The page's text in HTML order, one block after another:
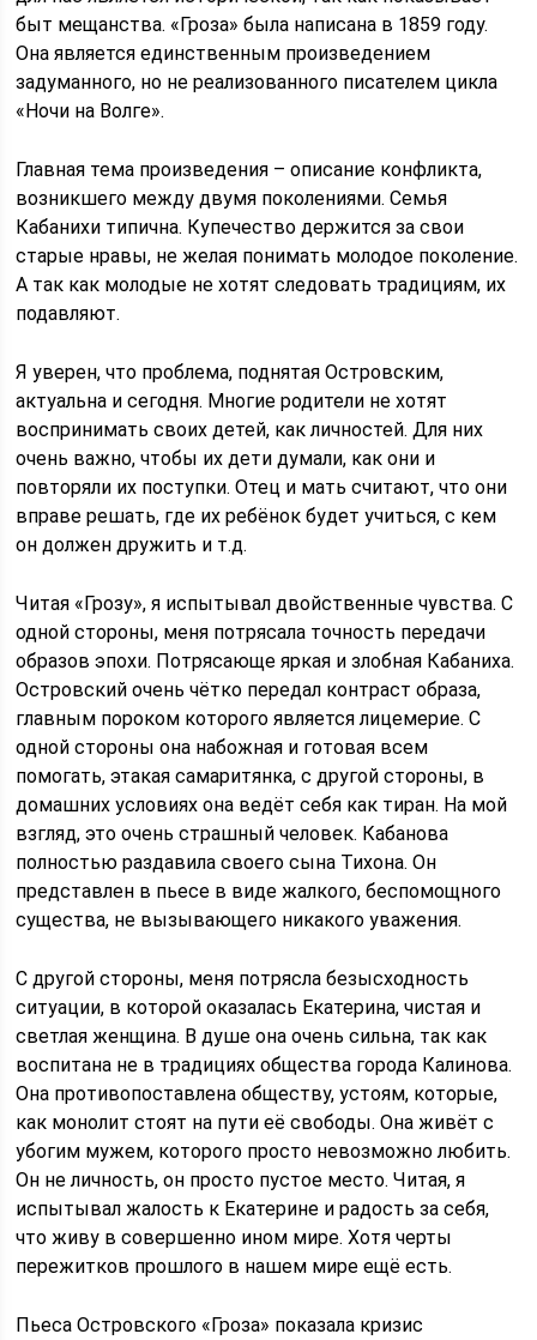
быт мещанства. «Гроза» была написана в 1859 году.
Она является единственным произведением
задуманного, но не реализованного писателем цикла
«Ночи на Волге».
Главная тема произведения – описание конфликта,
возникшего между двумя поколениями. Семья
Кабанихи типична. Купечество держится за свои
старые нравы, не желая понимать молодое поколение.
А так как молодые не хотят следовать традициям, их
подавляют.
Я уверен, что проблема, поднятая Островским,
актуальна и сегодня. Многие родители не хотят
воспринимать своих детей, как личностей. Для них
очень важно, чтобы их дети думали, как они и
повторяли их поступки. Отец и мать считают, что они
вправе решать, где их ребёнок будет учиться, с кем
он должен дружить и т.д.
Читая «Грозу», я испытывал двойственные чувства. С
одной стороны, меня потрясала точность передачи
образов эпохи. Потрясающе яркая и злобная Кабаниха.
Островский очень чётко передал контраст образа,
главным пороком которого является лицемерие. С
одной стороны она набожная и готовая всем
помогать, этакая самаритянка, с другой стороны, в
домашних условиях она ведёт себя как тиран. На мой
взгляд, это очень страшный человек. Кабанова
полностью раздавила своего сына Тихона. Он
представлен в пьесе в виде жалкого, беспомощного
существа, не вызывающего никакого уважения.
С другой стороны, меня потрясла безысходность
ситуации, в которой оказалась Екатерина, чистая и
светлая женщина. В душе она очень сильна, так как
воспитана не в традициях общества города Калинова.
Она противопоставлена обществу, устоям, которые,
как монолит стоят на пути её свободы. Она живёт с
убогим мужем, которого просто невозможно любить.
Он не личность, он просто пустое место. Читая, я
испытывал жалость к Екатерине и радость за себя,
что живу в совершенно ином мире. Хотя черты
пережитков прошлого в нашем мире ещё есть.
Пьеса Островского «Гроза» показала кризис